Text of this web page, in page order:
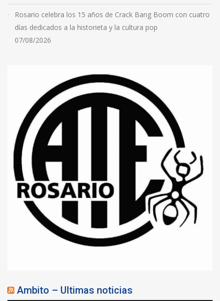
Rosario celebra los 15 años de Crack Bang Boom con cuatro
días dedicados a la historieta y la cultura pop
07/08/2026
Ambito – Ultimas noticias